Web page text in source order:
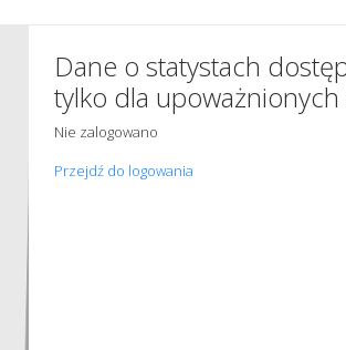
Dane o statystach
tylko dla upoważnionych
Nie zalogowano
Przejdź do logowania